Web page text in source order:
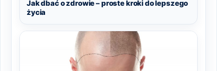
Jak dbać o zdrowie – proste kroki do lepszego
życia